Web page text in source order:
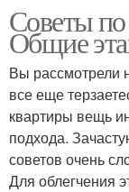
Советы
Общие
Вы рассмотрели
все еще
квартиры вещь
подхода.
советов очень
Для облегчения